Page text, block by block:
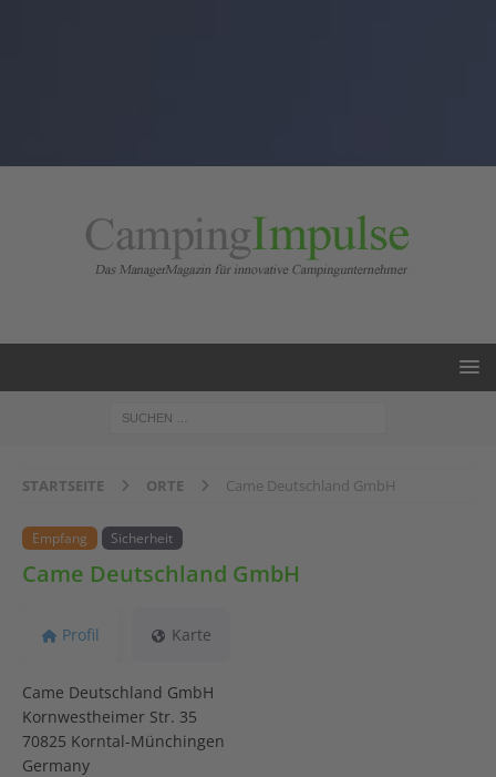
STARTSEITE ORTE Came Deutschland GmbH
Empfang Sicherheit
Came Deutschland GmbH
Profil Karte
Came Deutschland GmbH
Kornwestheimer Str. 35
70825 Korntal-Münchingen
Germany